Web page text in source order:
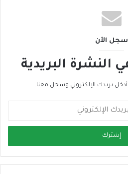
سجل الأن
البريدية
بريدك الإلكتروني وسجل معنا.